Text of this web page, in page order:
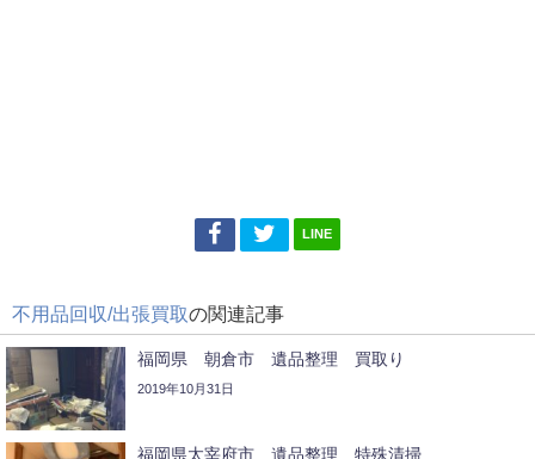
LINE
不用品回収/出張買取の関連記事
福岡県 朝倉市 遺品整理 買取り
2019年10月31日
福岡県太宰府市 遺品整理 特殊清掃